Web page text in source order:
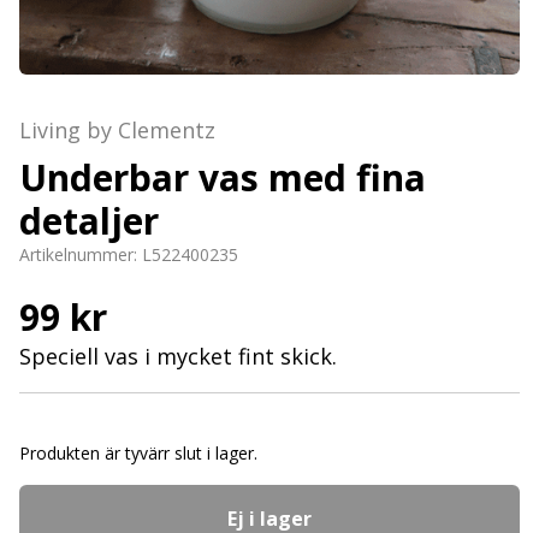
Living by Clementz
Underbar vas med fina
detaljer
Artikelnummer: L522400235
99 kr
Speciell vas i mycket fint skick.
Produkten är tyvärr slut i lager.
Ej i lager